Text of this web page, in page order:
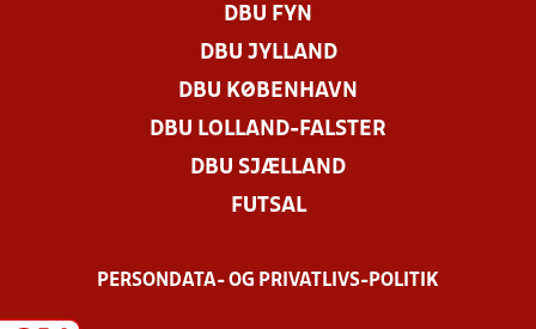
DBU FYN
DBU JYLLAND
DBU KØBENHAVN
DBU LOLLAND-FALSTER
DBU SJÆLLAND
FUTSAL
PERSONDATA- OG PRIVATLIVS-POLITIK